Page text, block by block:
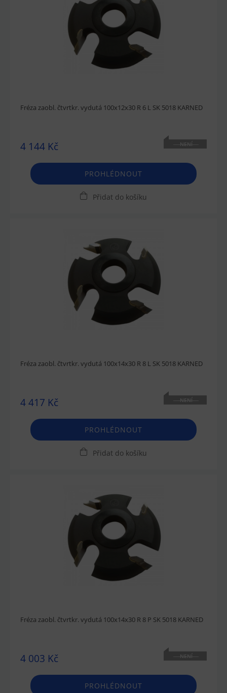
Fréza zaobl. čtvrtkr. vydutá 100x12x30 R 6 L SK 5018 KARNED
4 144 Kč
NENÍ
PROHLÉDNOUT
Přidat do košíku
Fréza zaobl. čtvrtkr. vydutá 100x14x30 R 8 L SK 5018 KARNED
4 417 Kč
NENÍ
PROHLÉDNOUT
Přidat do košíku
Fréza zaobl. čtvrtkr. vydutá 100x14x30 R 8 P SK 5018 KARNED
4 003 Kč
NENÍ
PROHLÉDNOUT